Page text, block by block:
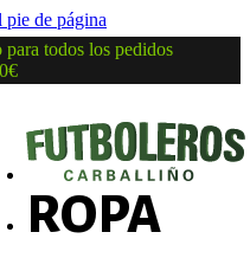
pie de página
todos los pedidos
ROPA